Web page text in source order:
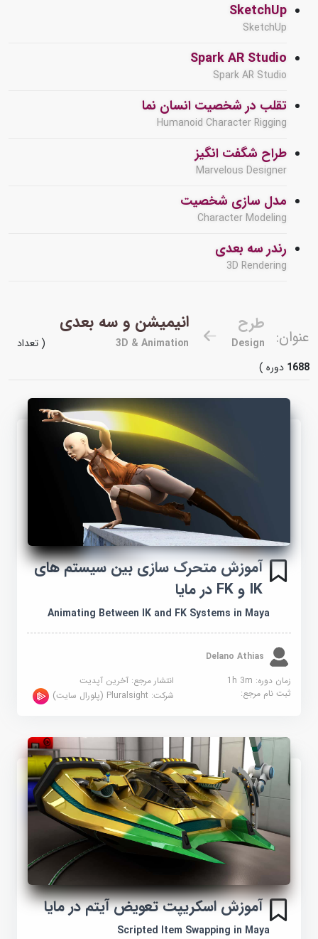
SketchUp
SketchUp
Spark AR Studio
Spark AR Studio
تقلب در شخصیت انسان نما
Humanoid Character Rigging
طراح شگفت انگیز
Marvelous Designer
مدل سازی شخصیت
Character Modeling
رندر سه بعدی
3D Rendering
عنوان:
طرح
Design
انیمیشن و سه بعدی
3D & Animation
( تعداد
1688 دوره )
آموزش متحرک سازی بین سیستم های
IK و FK در مایا
Animating Between IK and FK Systems in Maya
Delano Athias
زمان دوره: 1h 3m
انتشار مرجع:آخرین آپدیت
ثبت نام مرجع:
شرکت:Pluralsight (پلورال سایت)
آموزش اسکریپت تعویض آیتم در مایا
Scripted Item Swapping in Maya